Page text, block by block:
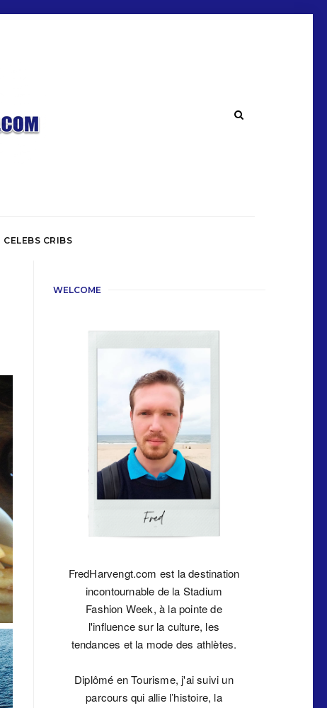
CELEBS CRIBS
WELCOME
FredHarvengt.com est la destination
incontournable de la Stadium
Fashion Week, à la pointe de
l'influence sur la culture, les
tendances et la mode des athlètes.
Diplômé en Tourisme, j'ai suivi un
parcours qui allie l’histoire, la